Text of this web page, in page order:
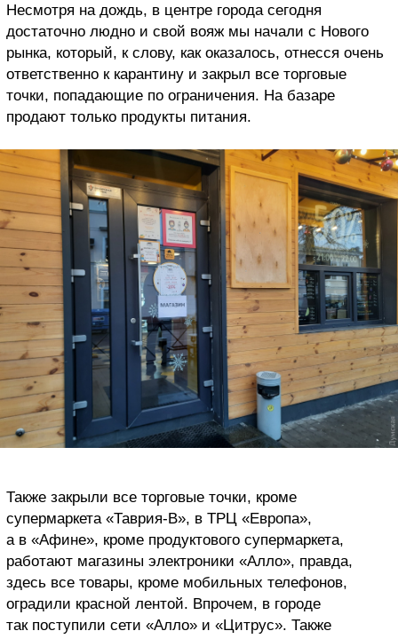
Несмотря на дождь, в центре города сегодня
достаточно людно и свой вояж мы начали с Нового
рынка, который, к слову, как оказалось, отнесся очень
ответственно к карантину и закрыл все торговые
точки, попадающие по ограничения. На базаре
продают только продукты питания.
Также закрыли все торговые точки, кроме
супермаркета «Таврия-В», в ТРЦ «Европа»,
а в «Афине», кроме продуктового супермаркета,
работают магазины электроники «Алло», правда,
здесь все товары, кроме мобильных телефонов,
оградили красной лентой. Впрочем, в городе
так поступили сети «Алло» и «Цитрус». Также